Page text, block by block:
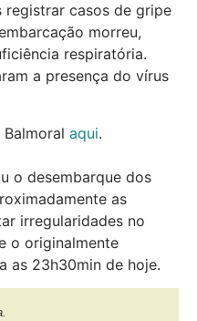
registrar casos de gripe
morreu,
respiratória.
a presença do vírus
aqui.
o desembarque dos
as
irregularidades no
o originalmente
as 23h30min de hoje.